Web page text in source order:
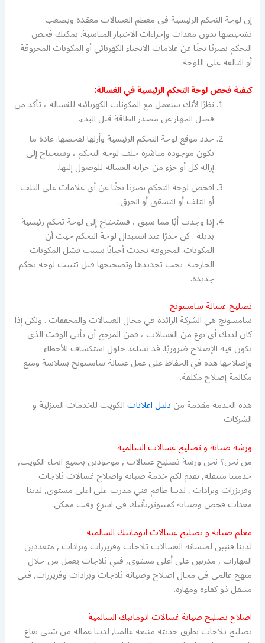
إن لوحة التحكم الرئيسية في معظم الغسالات معقدة ويصعب
تشخيصها بدون معدات وإجراءات الاختبار المناسبة. يمكنك فحص
التحكم بصريًا بحثًا عن علامات الانحناء الكهربائي أو المكونات المحروقة
أو التالفة على اللوحة.
كيفية فحص لوحة التحكم الرئيسية في الغسالة:
نظرًا لأنك ستعمل مع المكونات الكهربائية للغسالة ، تأكد من
فصل الجهاز عن مصدر الطاقة قبل البدء.
حدد موقع لوحة التحكم الرئيسية وأزلها لفحصها. عادة ما
تكون موجودة مباشرة خلف لوحة التحكم ، وستحتاج إلى
إزالة كل أو جزء من خزانة الغسالة للوصول إليها.
افحص لوحة التحكم بصريًا بحثًا عن أي علامات على التلف
أو التلف أو التشقق أو الحرق.
إذا وجدت أيًا مما سبق ، فستحتاج إلى لوحة تحكم رئيسية
بديلة . كن حذرًا عند استبدال لوحة التحكم حيث أن
المكونات المحروقة تحدث أحيانًا بسبب فشل المكونات
الخارجية. يجب تحديدها وتصحيحها قبل تثبيت لوحة تحكم
جديدة.
تصليح غسالة سامسونج
سامسونج هي الشركة الرائدة في مجال الغسالات والمجففات . ولكن إذا
كان لديك أي نوع من الغسالات ، فمن المرجح أن يأتي الوقت الذي
يكون فيه الإصلاح ضروريًا. قد تساعد حلول استكشاف الأخطاء
وإصلاحها هذه في الحفاظ على عمل غسالة سامسونج بسلاسة ومنع
مكالمة إصلاح مكلفة.
هذة الخدمة مقدمة مندليل اعلاناتالكويت للخدمات المنزلية و
الشركات
ورشة صيانة و تصليح غسالات السالمية
من نحن؟ نحن ورشة تصليح غسالات , موجودين بجميع انحاء الكويت,
خدمتنا متنقله, نقدم لكم خدمة صيانه واصلاح غسالات ثلاجات
وفريزرات وبرادات , لدينا طاقم فني مدرب على اعلى مستوى, لدينا
معدات فحص وصيانه كمبيوتر,نأتيك فى اسرع وقت ممكن.
معلم صيانة و تصليح غسالات اتوماتيك السالمية
لدينا فنيين لصسانة الغسالات ثلاجات وفريزرات وبرادات , متعددين
المهارات , مدربين على أعلى مستوى, فني ثلاجات يعمل من خلال
منهج عالمي فى مجال اصلاح وصيانة ثلاجات وبرادات وفريزرات, فني
متنقل ذو كفاءه ومهاره.
اصلاح تصليح صيانة غسالات اتوماتيك السالمية
تصليح ثلاجات بطرق حديثه متبعه عالميا, لدينا عماله من شتى بقاع